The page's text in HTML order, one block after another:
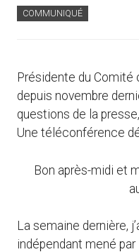
COMMUNIQUÉ
Présidente du Comité
depuis novembre
questions de la
Une téléconférence
Bon après-midi et
La semaine dernière,
indépendant mené